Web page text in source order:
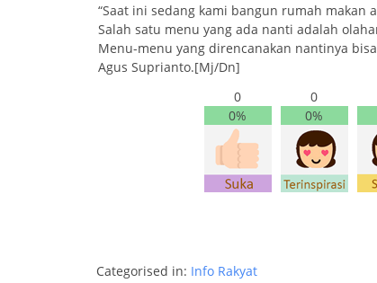
“Saat ini sedang kami bangun rumah makan
Salah satu menu yang ada nanti adalah
Menu-menu yang direncanakan nantinya
Agus Suprianto.[Mj/Dn]
0
0%
0
0%
Categorised in: Info Rakyat